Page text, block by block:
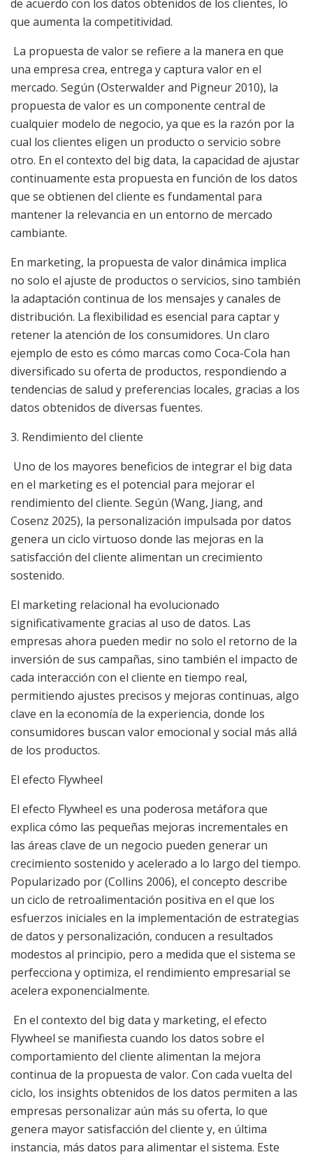
de acuerdo con los datos obtenidos de los clientes, lo
que aumenta la competitividad.
La propuesta de valor se refiere a la manera en que
una empresa crea, entrega y captura valor en el
mercado. Según (Osterwalder and Pigneur 2010), la
propuesta de valor es un componente central de
cualquier modelo de negocio, ya que es la razón por la
cual los clientes eligen un producto o servicio sobre
otro. En el contexto del big data, la capacidad de ajustar
continuamente esta propuesta en función de los datos
que se obtienen del cliente es fundamental para
mantener la relevancia en un entorno de mercado
cambiante.
En marketing, la propuesta de valor dinámica implica
no solo el ajuste de productos o servicios, sino también
la adaptación continua de los mensajes y canales de
distribución. La flexibilidad es esencial para captar y
retener la atención de los consumidores. Un claro
ejemplo de esto es cómo marcas como Coca-Cola han
diversificado su oferta de productos, respondiendo a
tendencias de salud y preferencias locales, gracias a los
datos obtenidos de diversas fuentes.
3. Rendimiento del cliente
Uno de los mayores beneficios de integrar el big data
en el marketing es el potencial para mejorar el
rendimiento del cliente. Según (Wang, Jiang, and
Cosenz 2025), la personalización impulsada por datos
genera un ciclo virtuoso donde las mejoras en la
satisfacción del cliente alimentan un crecimiento
sostenido.
El marketing relacional ha evolucionado
significativamente gracias al uso de datos. Las
empresas ahora pueden medir no solo el retorno de la
inversión de sus campañas, sino también el impacto de
cada interacción con el cliente en tiempo real,
permitiendo ajustes precisos y mejoras continuas, algo
clave en la economía de la experiencia, donde los
consumidores buscan valor emocional y social más allá
de los productos.
El efecto Flywheel
El efecto Flywheel es una poderosa metáfora que
explica cómo las pequeñas mejoras incrementales en
las áreas clave de un negocio pueden generar un
crecimiento sostenido y acelerado a lo largo del tiempo.
Popularizado por (Collins 2006), el concepto describe
un ciclo de retroalimentación positiva en el que los
esfuerzos iniciales en la implementación de estrategias
de datos y personalización, conducen a resultados
modestos al principio, pero a medida que el sistema se
perfecciona y optimiza, el rendimiento empresarial se
acelera exponencialmente.
En el contexto del big data y marketing, el efecto
Flywheel se manifiesta cuando los datos sobre el
comportamiento del cliente alimentan la mejora
continua de la propuesta de valor. Con cada vuelta del
ciclo, los insights obtenidos de los datos permiten a las
empresas personalizar aún más su oferta, lo que
genera mayor satisfacción del cliente y, en última
instancia, más datos para alimentar el sistema. Este